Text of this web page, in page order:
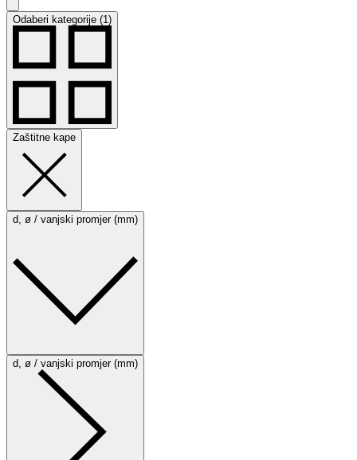
Odaberi kategorije (1)
Zaštitne kape
d, ø / vanjski promjer (mm)
d, ø / vanjski promjer (mm)